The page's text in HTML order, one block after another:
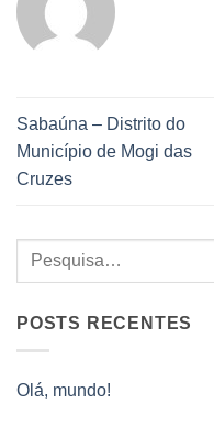
Sabaúna – Distrito do
Município de Mogi das
Cruzes
POSTS RECENTES
Olá, mundo!